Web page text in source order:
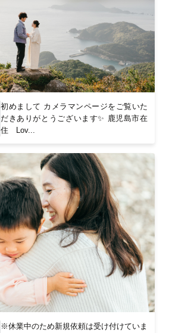
初めまして カメラマンページをご覧いた
だきありがとうございます✨ 鹿児島市在
住 Lov...
※休業中のため新規依頼は受け付けていま